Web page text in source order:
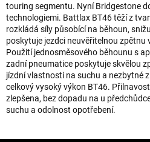
touring segmentu. Nyní Bridgestone
technologiemi. Battlax BT46 těží z
rozkládá síly působící na běhoun,
poskytuje jezdci neuvěřitelnou zpětnu
Použití jednosměsového běhounu s
zadní pneumatice poskytuje skvělou
jízdní vlastnosti na suchu a nezbytné
celkový vysoký výkon BT46.
zlepšena, bez dopadu na u
suchu a odolnost opotřebení.